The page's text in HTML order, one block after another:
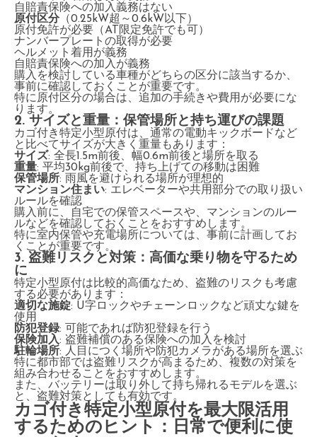
自賠責保険への加入義務はない
原付区分（0.25kW超～0.6kW以下）
原付免許が必要（AT限定免許でも可）
ナンバープレートの取得が必要
ヘルメット着用が義務
自賠責保険への加入が義務
購入を検討している車種がどちらの区分に該当するか、
事前に確認しておくことが重要です。
特に原付区分の場合は、追加の手続きや費用が必要にな
ります。
2. サイズと重量：保管場所と持ち運びの課題
カゴ付き特定小型原付は、通常の電動キックボードなど
と比べてサイズが大きく重量もあります：
サイズ: 全長1.5m前後、幅0.6m前後と場所を取る
重量: 平均30kg前後で、持ち上げての移動は困難
保管場所: 雨風を避けられる場所が理想的
マンション住まい: エレベーターや共用部分での取り扱い
ルールを確認
購入前に、自宅での保管スペースや、マンションのルー
ルなどを確認しておくことをおすすめします。
特に室内保管や充電場所については、事前に計画してお
くことが重要です。
3. 盗難リスクと対策：高価な乗り物を守るため
に
特定小型原付は比較的高価なため、盗難のリスクも考慮
する必要があります：
適切な施錠: U字ロックやチェーンロックなど頑丈な鍵を
使用
防犯登録: 可能であれば防犯登録を行う
保険加入: 盗難補償のある保険への加入を検討
駐輪場所: 人目につく場所や防犯カメラがある場所を選ぶ
特に都市部では盗難リスクが高まるため、複数の対策を
組み合わせることをおすすめします。
また、バッテリーは取り外して持ち帰れるモデルを選ぶ
と、盗難対策としても有効です。
カゴ付き特定小型原付を最大限活用
するためのヒント：日常で便利に使